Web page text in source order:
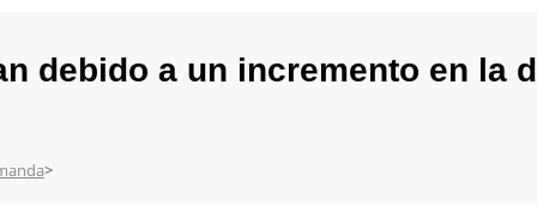
debido a un incremento en la
>